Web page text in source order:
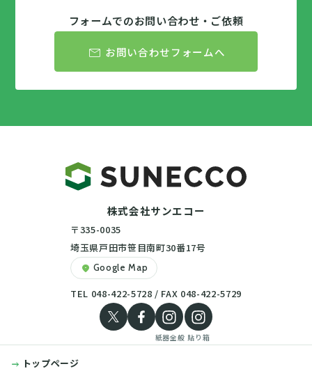
フォームでのお問い合わせ・ご依頼
mail お問い合わせフォームへ
株式会社サンエコー
〒335-0035
埼玉県戸田市笹目南町30番17号
location_on Google Map
TEL 048-422-5728 / FAX 048-422-5729
紙器全般 貼り箱
トップページ